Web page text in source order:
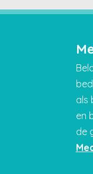
als
en
de